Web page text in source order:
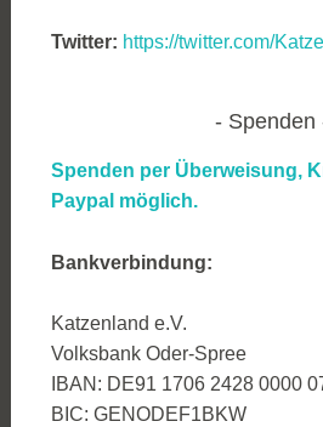
Twitter: https://twitter.com/
Spenden
Spenden per Überweisung,
Paypal möglich.
Bankverbindung:
Katzenland e.V.
Volksbank Oder-Spree
IBAN: DE91 1706 2428 0000
BIC: GENODEF1BKW